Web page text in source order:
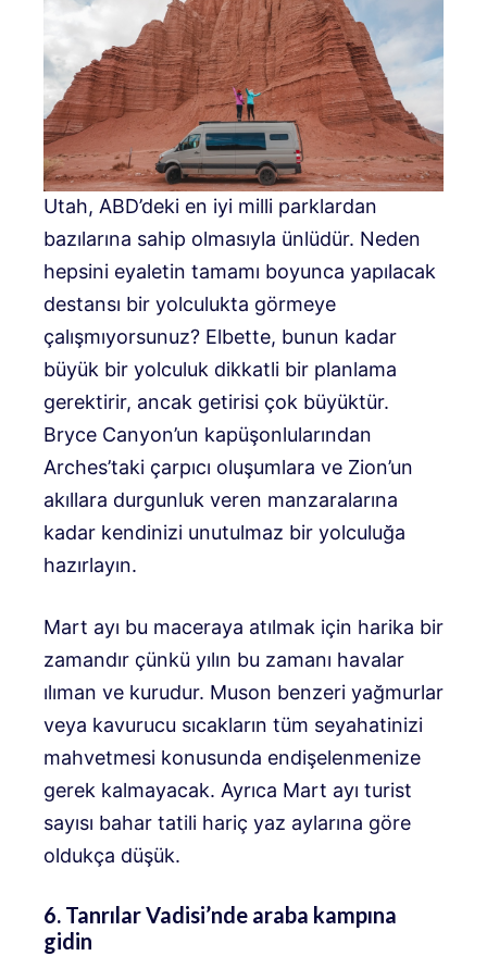
Utah, ABD’deki en iyi milli parklardan
bazılarına sahip olmasıyla ünlüdür. Neden
hepsini eyaletin tamamı boyunca yapılacak
destansı bir yolculukta görmeye
çalışmıyorsunuz? Elbette, bunun kadar
büyük bir yolculuk dikkatli bir planlama
gerektirir, ancak getirisi çok büyüktür.
Bryce Canyon’un kapüşonlularından
Arches’taki çarpıcı oluşumlara ve Zion’un
akıllara durgunluk veren manzaralarına
kadar kendinizi unutulmaz bir yolculuğa
hazırlayın.
Mart ayı bu maceraya atılmak için harika bir
zamandır çünkü yılın bu zamanı havalar
ılıman ve kurudur. Muson benzeri yağmurlar
veya kavurucu sıcakların tüm seyahatinizi
mahvetmesi konusunda endişelenmenize
gerek kalmayacak. Ayrıca Mart ayı turist
sayısı bahar tatili hariç yaz aylarına göre
oldukça düşük.
6. Tanrılar Vadisi’nde araba kampına
gidin